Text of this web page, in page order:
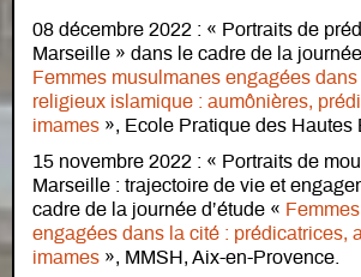
08 décembre 2022 : « Portraits de
Marseille » dans le cadre de la
Femmes musulmanes engagées
religieux islamique : aumônières,
imames », Ecole Pratique des Hautes
15 novembre 2022 : « Portraits de
Marseille : trajectoire de vie et
cadre de la journée d’étude «
engagées dans la cité : prédicatrices,
imames », MMSH, Aix-en-Provence.